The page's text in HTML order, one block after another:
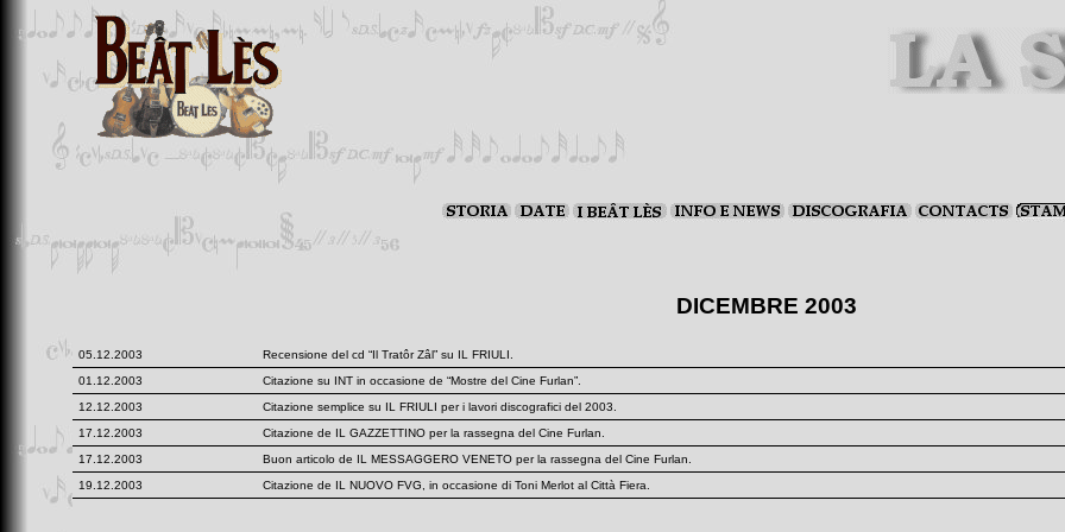
DICEMBRE 2003
05.12.2003
Recensione del cd “Il Tratôr Zâl” su IL FRIULI.
01.12.2003
Citazione su INT in occasione de “Mostre del Cine Furlan”.
12.12.2003
Citazione semplice su IL FRIULI per i lavori discografici del 2003.
17.12.2003
Citazione de IL GAZZETTINO per la rassegna del Cine Furlan.
17.12.2003
Buon articolo de IL MESSAGGERO VENETO per la rassegna del Cine Furlan.
19.12.2003
Citazione de IL NUOVO FVG, in occasione di Toni Merlot al Città Fiera.